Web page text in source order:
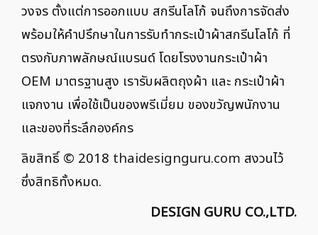
วงจร ตั้งแต่การออกแบบ สกรีนโลโก้ จนถึงการจัดส่ง
พร้อมให้คำปรึกษาในการรับทำกระเป๋าผ้าสกรีนโลโก้ ที่
ตรงกับภาพลักษณ์แบรนด์ โดยโรงงานกระเป๋าผ้า
OEM มาตรฐานสูง เรารับผลิตถุงผ้า และ กระเป๋าผ้า
แจกงาน เพื่อใช้เป็นของพรีเมี่ยม ของขวัญพนักงาน
และของที่ระลึกองค์กร
ลิขสิทธิ์ © 2018 thaidesignguru.com สงวนไว้
ซึ่งสิทธิทั้งหมด.
DESIGN GURU CO.,LTD.